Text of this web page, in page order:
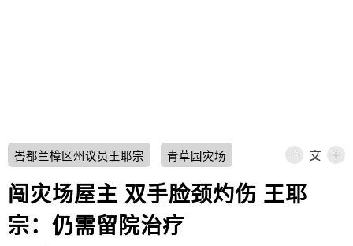
峇都兰樟区州议员王耶宗 青草园灾场
闯灾场屋主 双手脸颈灼伤 王耶
宗：仍需留院治疗